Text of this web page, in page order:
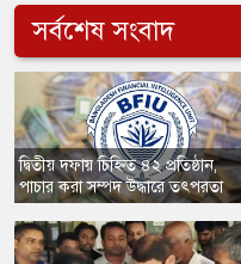
সর্বশেষ সংবাদ
দ্বিতীয় দফায় চিহ্নিত ৪২ প্রতিষ্ঠান,
পাচার করা সম্পদ উদ্ধারে তৎপরতা